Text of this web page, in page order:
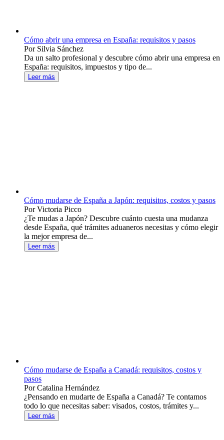
Cómo abrir una empresa en España: requisitos y pasos
Por Silvia Sánchez
Da un salto profesional y descubre cómo abrir una empresa en
España: requisitos, impuestos y tipo de...
Leer más
Cómo mudarse de España a Japón: requisitos, costos y pasos
Por Victoria Picco
¿Te mudas a Japón? Descubre cuánto cuesta una mudanza
desde España, qué trámites aduaneros necesitas y cómo elegir
la mejor empresa de...
Leer más
Cómo mudarse de España a Canadá: requisitos, costos y
pasos
Por Catalina Hernández
¿Pensando en mudarte de España a Canadá? Te contamos
todo lo que necesitas saber: visados, costos, trámites y...
Leer más